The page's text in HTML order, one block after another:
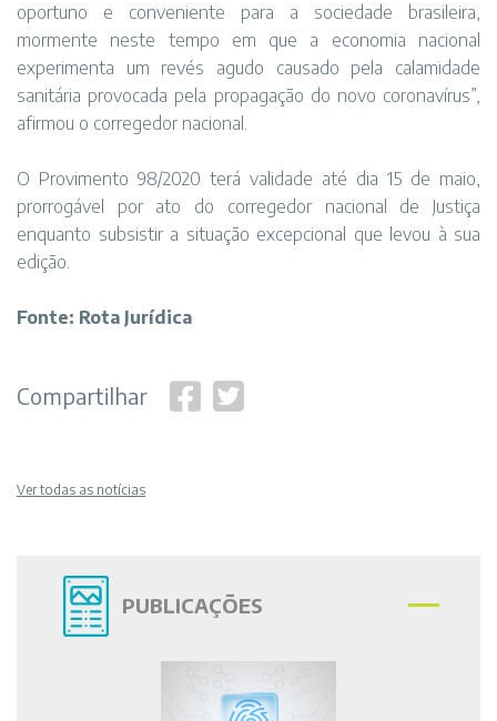
oportuno e conveniente para a sociedade brasileira,
mormente neste tempo em que a economia nacional
experimenta um revés agudo causado pela calamidade
sanitária provocada pela propagação do novo coronavírus”,
afirmou o corregedor nacional.
O Provimento 98/2020 terá validade até dia 15 de maio,
prorrogável por ato do corregedor nacional de Justiça
enquanto subsistir a situação excepcional que levou à sua
edição.
Fonte: Rota Jurídica
Compartilhar
Ver todas as notícias
PUBLICAÇÕES